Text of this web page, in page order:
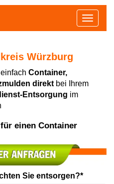
Toggle
Würzburg
Container,
direkt bei Ihrem
Entsorgung im
einen Container
Sie entsorgen?*